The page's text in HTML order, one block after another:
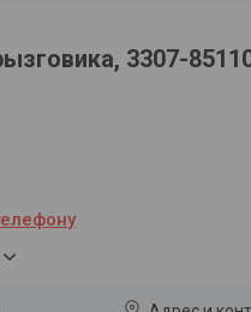
3307-